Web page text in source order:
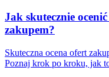
Jak skutecznie
zakupem?
Skuteczna ocena ofert
Poznaj krok po kroku, jak